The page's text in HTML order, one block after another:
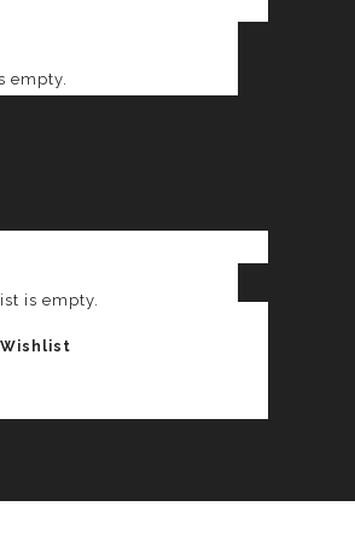
empty.
is empty.